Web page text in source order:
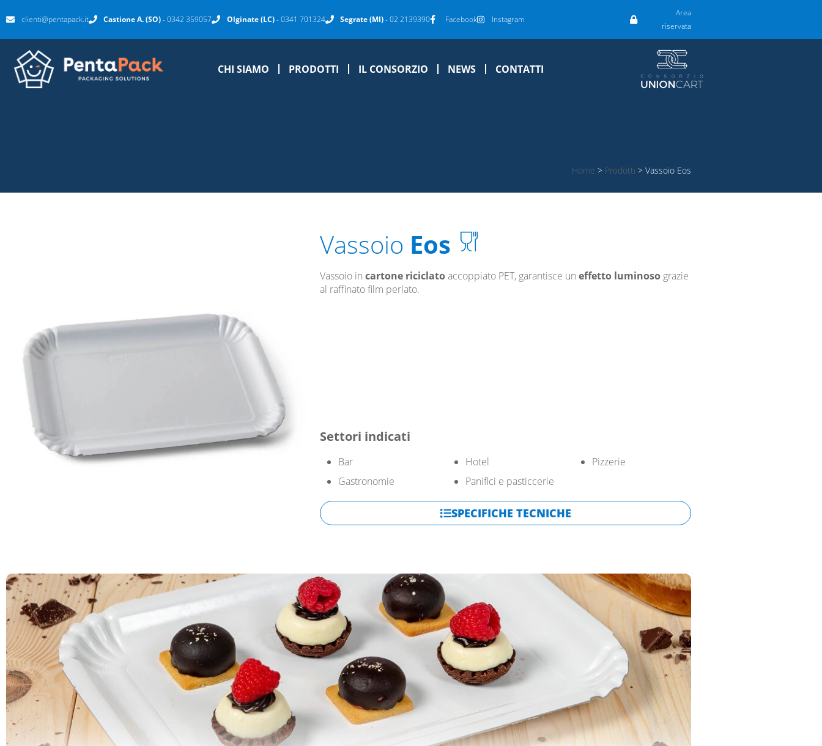
clienti@pentapack.it Castione A. (SO)- 0342 359057 Olginate (LC)- 0341 701324 Segrate (MI)- 02 2139390 Facebook Instagram
Area
riservata
CHI SIAMO PRODOTTI IL CONSORZIO NEWS CONTATTI
Home > Prodotti > Vassoio Eos
Vassoio Eos
Vassoio in cartone riciclatoaccoppiato PET, garantisce un effetto luminoso grazie
al raffinato film perlato.
Settori indicati
Bar
Gastronomie
Hotel
Panifici e pasticcerie
Pizzerie
SPECIFICHE TECNICHE